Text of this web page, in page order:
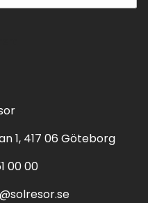
1, 417 06 Göteborg
00 00